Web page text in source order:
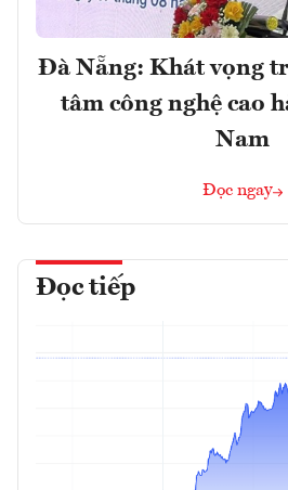
Đà Nẵng: Khát vọng
tâm công nghệ cao
Nam
Đọc ngay
Đọc tiếp